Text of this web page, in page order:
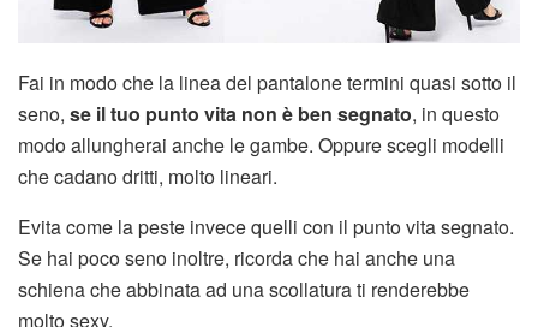
Fai in modo che la linea del pantalone termini quasi sotto il
seno, se il tuo punto vita non è ben segnato, in questo
modo allungherai anche le gambe. Oppure scegli modelli
che cadano dritti, molto lineari.
Evita come la peste invece quelli con il punto vita segnato.
Se hai poco seno inoltre, ricorda che hai anche una
schiena che abbinata ad una scollatura ti renderebbe
molto sexy.